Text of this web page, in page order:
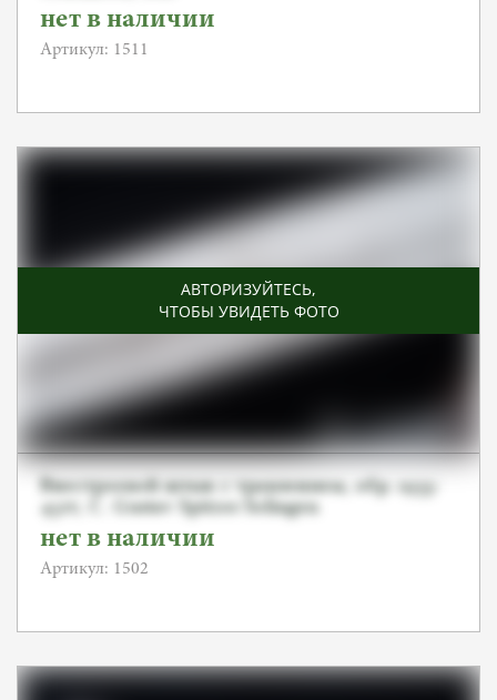
нет в наличии
Артикул: 1511
АВТОРИЗУЙТЕСЬ,
ЧТОБЫ УВИДЕТЬ ФОТО
Внестроевой штык с травлением, обр. 1933-
45гг, C. Gustav Spitzer Solingen
нет в наличии
Артикул: 1502